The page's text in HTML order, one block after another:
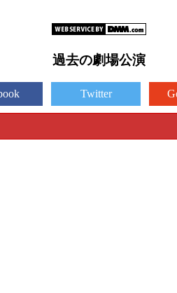
過去の劇場公演
Twitter